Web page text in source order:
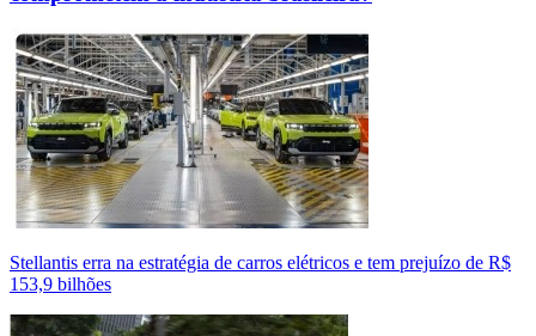
Stellantis erra na estratégia de carros elétricos e tem prejuízo de R$
153,9 bilhões